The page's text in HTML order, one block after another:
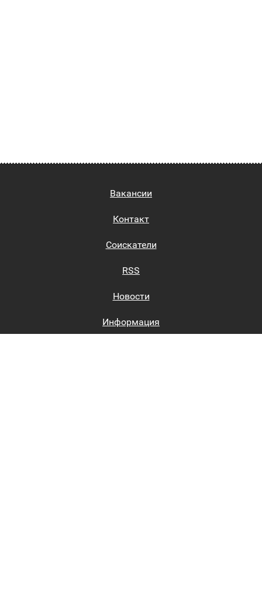
Вакансии
Контакт
Соискатели
RSS
Новости
Информация